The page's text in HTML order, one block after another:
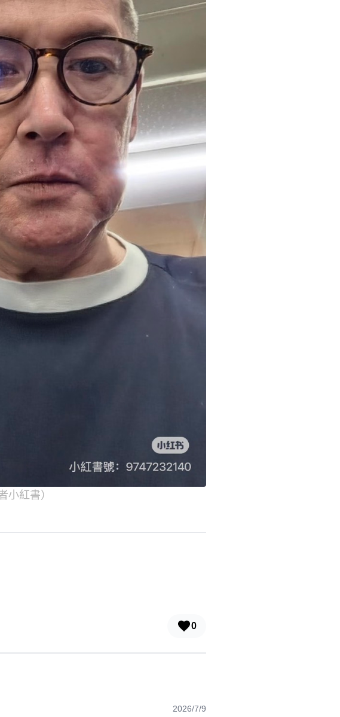
小紅書）
0
2026/7/9